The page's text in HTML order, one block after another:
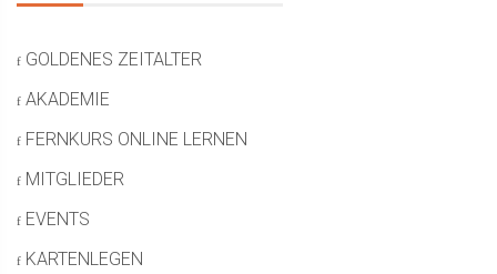
GOLDENES ZEITALTER
AKADEMIE
FERNKURS ONLINE LERNEN
MITGLIEDER
EVENTS
KARTENLEGEN